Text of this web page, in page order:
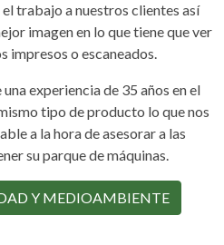
trabajo a nuestros clientes así
imagen en lo que tiene que ver
impresos o escaneados.
experiencia de 35 años en el
tipo de producto lo que nos
a la hora de asesorar a las
su parque de máquinas.
Y MEDIOAMBIENTE